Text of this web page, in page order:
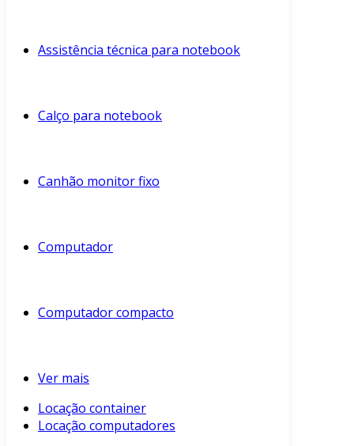
Assistência técnica para notebook
Calço para notebook
Canhão monitor fixo
Computador
Computador compacto
Ver mais
Locação container
Locação computadores